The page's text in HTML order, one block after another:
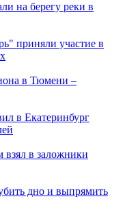
на берегу реки в
приняли участие в
в Тюмени –
в Екатеринбург
взял в заложники
дно и выпрямить